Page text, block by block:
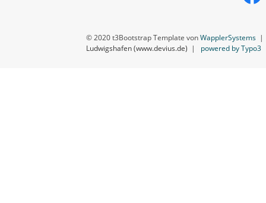
© 2020 t3Bootstrap Template vonWapplerSystems
Ludwigshafen (www.devius.de) | powered by Typo3